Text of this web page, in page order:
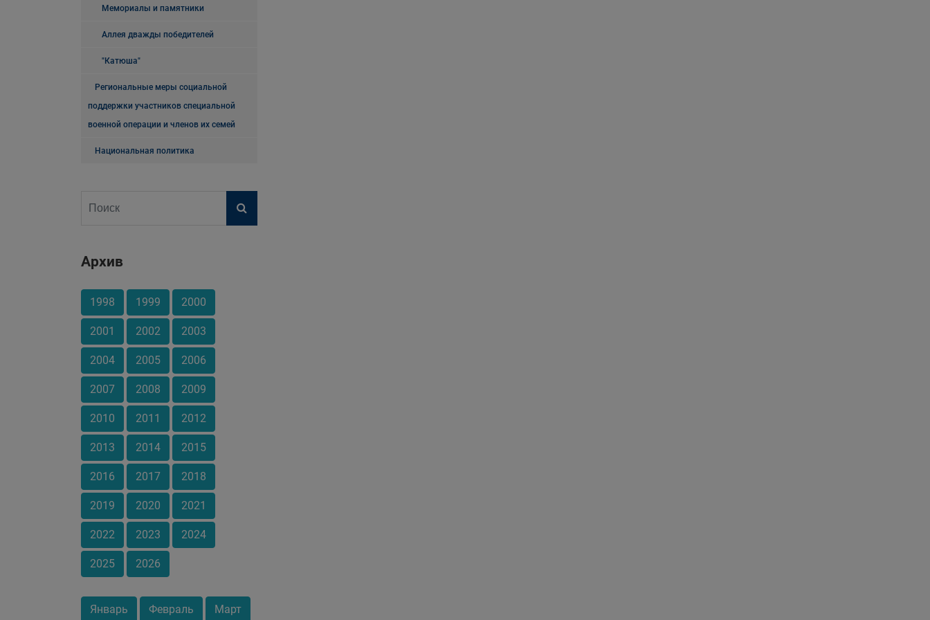
Мемориалы и памятники
Аллея дважды победителей
"Катюша"
Региональные меры социальной
поддержки участников специальной
военной операции и членов их семей
Национальная политика
Архив
1998 1999 2000
2001 2002 2003
2004 2005 2006
2007 2008 2009
2010 2011 2012
2013 2014 2015
2016 2017 2018
2019 2020 2021
2022 2023 2024
2025 2026
Январь Февраль Март